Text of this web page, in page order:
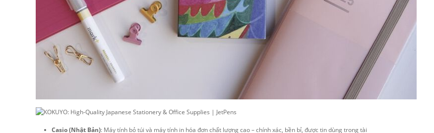
Casio (Nhật Bản): Máy tính bỏ túi và máy tính in hóa đơn chất lượng cao – chính xác, bền bỉ, được tin dùng trong tài